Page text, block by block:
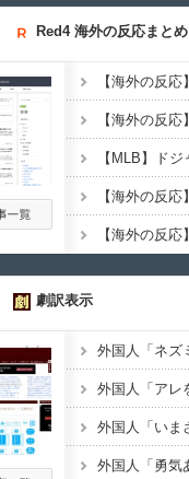
Red4 海外の反応まとめ
劇訳表示